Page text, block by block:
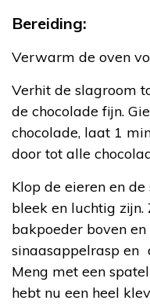
Bereiding:
Verwarm de oven
Verhit de slagroom
de chocolade fijn.
chocolade, laat 1
door tot alle
Klop de eieren en
bleek en luchtig
bakpoeder boven
sinaasappelrasp en
Meng met een
hebt nu een heel